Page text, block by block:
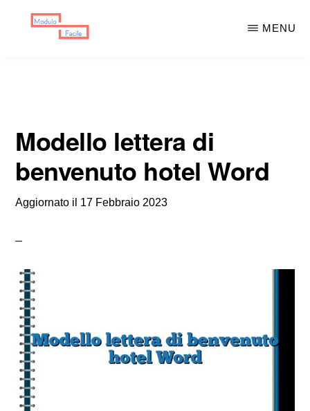
MENU
Modello lettera di
benvenuto hotel Word
Aggiornato il 17 Febbraio 2023